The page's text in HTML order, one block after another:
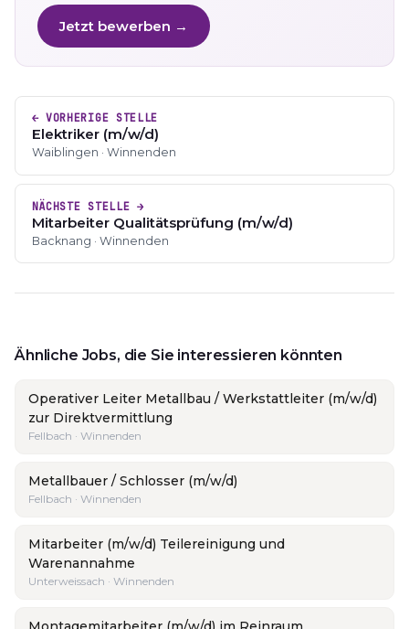
Jetzt bewerben →
← VORHERIGE STELLE
Elektriker (m/w/d)
Waiblingen · Winnenden
NÄCHSTE STELLE →
Mitarbeiter Qualitätsprüfung (m/w/d)
Backnang · Winnenden
Ähnliche Jobs, die Sie interessieren könnten
Operativer Leiter Metallbau / Werkstattleiter (m/w/d)
zur Direktvermittlung
Fellbach · Winnenden
Metallbauer / Schlosser (m/w/d)
Fellbach · Winnenden
Mitarbeiter (m/w/d) Teilereinigung und
Warenannahme
Unterweissach · Winnenden